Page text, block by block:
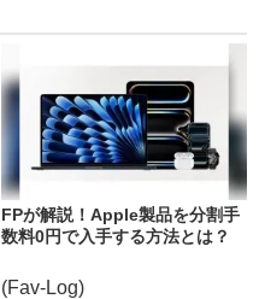
FPが解説！Apple製品を分割手
数料0円で入手する方法とは？
(Fav-Log)